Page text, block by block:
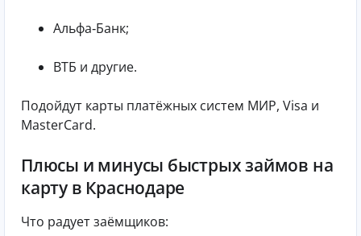
Альфа‑Банк;
ВТБ и другие.
Подойдут карты платёжных систем МИР, Visa и
MasterCard.
Плюсы и минусы быстрых займов на
карту в Краснодаре
Что радует заёмщиков: